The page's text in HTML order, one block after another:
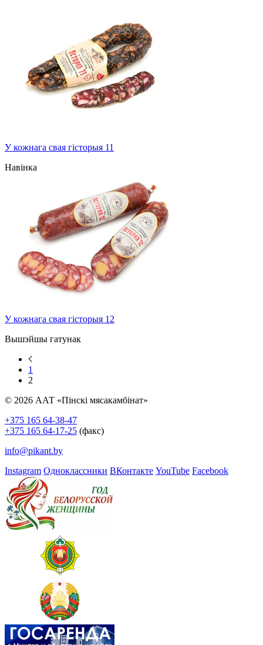
У кожнага свая гісторыя 11
Навінка
У кожнага свая гісторыя 12
Вышэйшы гатунак
1
2
© 2026 ААТ «Пінскі мясакамбінат»
+375 165 64-38-47
+375 165 64-17-25 (факс)
info@pikant.by
Instagram Одноклассники ВКонтакте YouTube Facebook